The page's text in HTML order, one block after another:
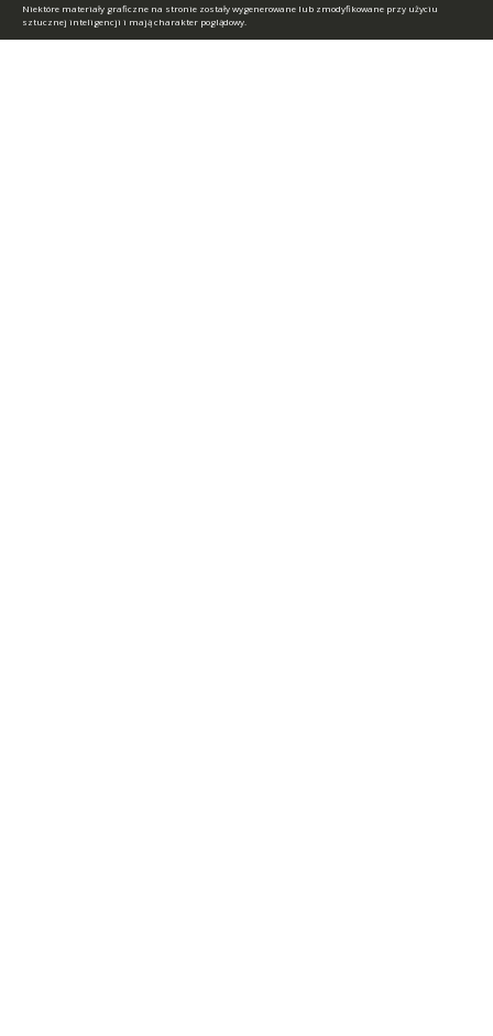
Niektóre materiały graficzne na stronie zostały wygenerowane lub zmodyfikowane przy użyciu
sztucznej inteligencji i mają charakter poglądowy.